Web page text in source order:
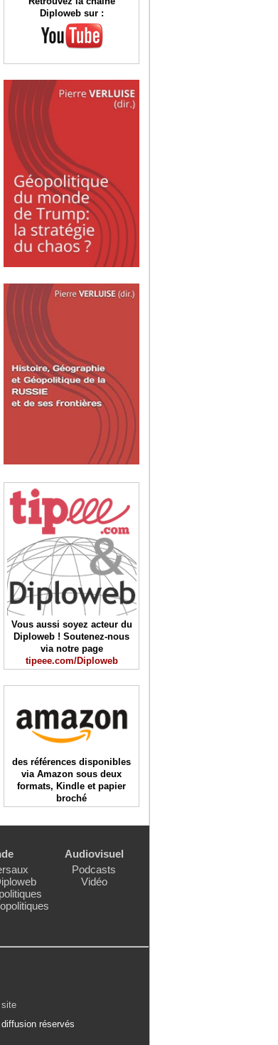
Diploweb sur :
Vous aussi soyez acteur du
Diploweb ! Soutenez-nous
via notre page
tipeee.com/Diploweb
des références disponibles
via Amazon sous deux
formats, Kindle et papier
broché
Audiovisuel
Podcasts
Vidéo
site
réservés